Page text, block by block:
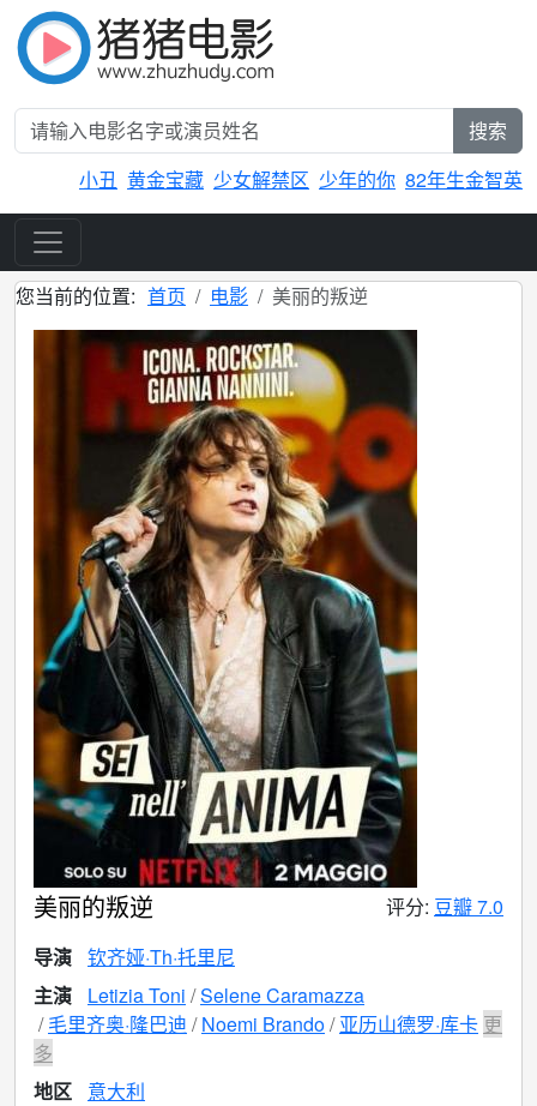
搜索
小丑 黄金宝藏 少女解禁区 少年的你 82年生金智英
您当前的位置: 首页 电影 美丽的叛逆
美丽的叛逆 评分: 豆瓣 7.0
导演 钦齐娅·Th·托里尼
主演
Letizia Toni Selene Caramazza
毛里齐奥·隆巴迪
Noemi Brando 亚历山德罗·库卡 更
多
地区
意大利